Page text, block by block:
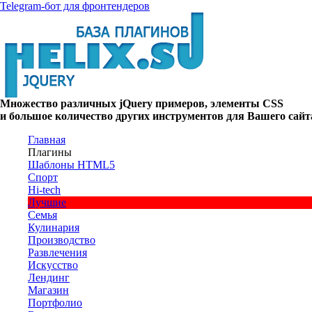
Telegram-бот для фронтендеров
Множество различных jQuery примеров, элементы CSS
и большое количество других инструментов для Вашего
Главная
Плагины
Шаблоны HTML5
Спорт
Hi-tech
Лучшие
Семья
Кулинария
Производство
Развлечения
Искусство
Лендинг
Магазин
Портфолио